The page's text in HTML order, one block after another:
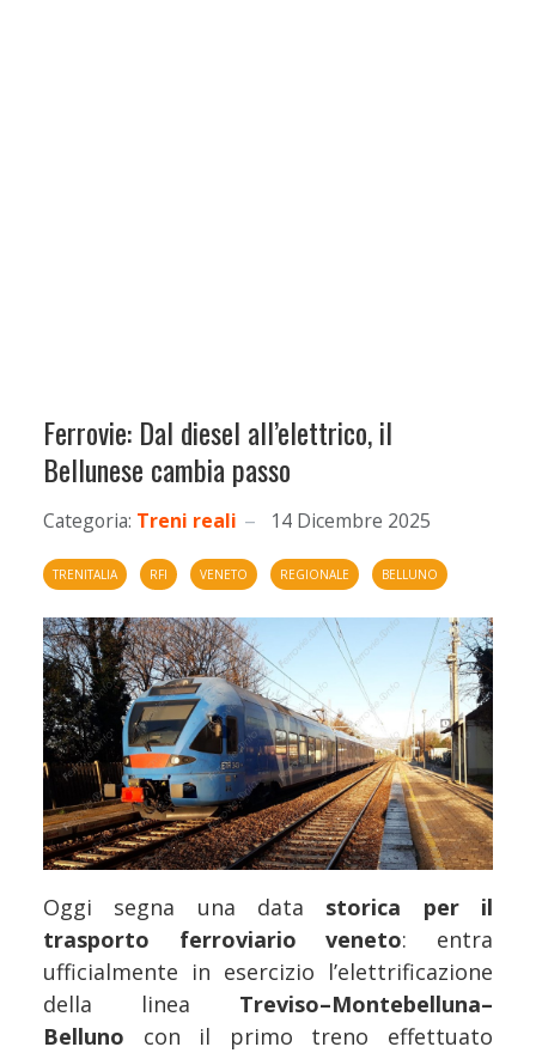
Ferrovie: Dal diesel all’elettrico, il
Bellunese cambia passo
Categoria: Treni reali 14 Dicembre 2025
TRENITALIA RFI VENETO REGIONALE BELLUNO
Oggi segna una data storica per il
trasporto ferroviario veneto: entra
ufficialmente in esercizio l’elettrificazione
della linea Treviso–Montebelluna–
Belluno con il primo treno effettuato